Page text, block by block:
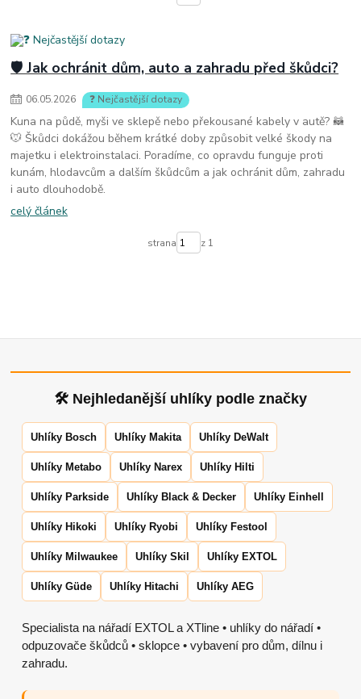
🛡️ Jak ochránit dům, auto a zahradu před škůdci?
06.05.2026 ❓ Nejčastější dotazy
Kuna na půdě, myši ve sklepě nebo překousané kabely v autě? 🦝
🐭 Škůdci dokážou během krátké doby způsobit velké škody na
majetku i elektroinstalaci. Poradíme, co opravdu funguje proti
kunám, hlodavcům a dalším škůdcům a jak ochránit dům, zahradu
i auto dlouhodobě.
celý článek
strana z 1
🛠 Nejhledanější uhlíky podle značky
Uhlíky Bosch Uhlíky Makita Uhlíky DeWalt
Uhlíky Metabo Uhlíky Narex Uhlíky Hilti
Uhlíky Parkside Uhlíky Black & Decker Uhlíky Einhell
Uhlíky Hikoki Uhlíky Ryobi Uhlíky Festool
Uhlíky Milwaukee Uhlíky Skil Uhlíky EXTOL
Uhlíky Güde Uhlíky Hitachi Uhlíky AEG
Specialista na nářadí EXTOL a XTline • uhlíky do nářadí •
odpuzovače škůdců • sklopce • vybavení pro dům, dílnu i
zahradu.